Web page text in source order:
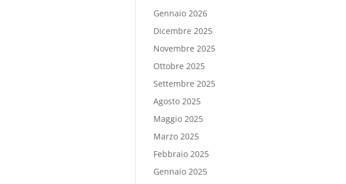
Gennaio 2026
Dicembre 2025
Novembre 2025
Ottobre 2025
Settembre 2025
Agosto 2025
Maggio 2025
Marzo 2025
Febbraio 2025
Gennaio 2025